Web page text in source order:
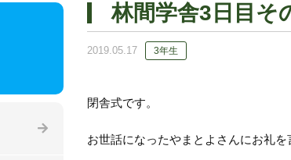
林間学舎3日目そ
2019.05.17 3年生
閉舎式です。
お世話になったやまとよさんにお礼